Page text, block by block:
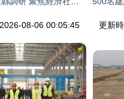
08-06 00:05:45 更新